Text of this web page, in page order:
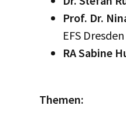
Prof. Dr.
EFS Dresden
RA Sabine
Themen: